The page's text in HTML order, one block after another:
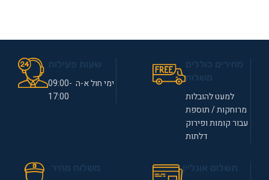
למעט להובלות
מרוחקות / תוספת
עבור קומות ופירוק
דלתות
ימי חול א-ה 09:00-
17:00